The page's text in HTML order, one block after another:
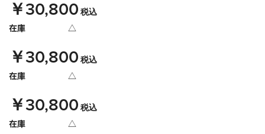
￥30,800税込
在庫 △
￥30,800税込
在庫 △
￥30,800税込
在庫 △